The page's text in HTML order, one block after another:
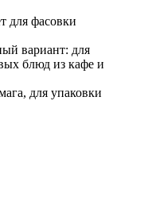
для фасовки
вариант: для
блюд из кафе и
для упаковки